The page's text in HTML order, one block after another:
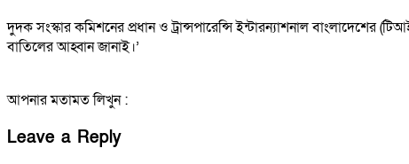
দুদক সংস্কার কমিশনের প্রধান ও ট্রান্সপারেন্সি ইন্টারন্যাশনাল বাংলাদেশের
বাতিলের আহ্বান জানাই।’
আপনার মতামত লিখুন :
Leave a Reply